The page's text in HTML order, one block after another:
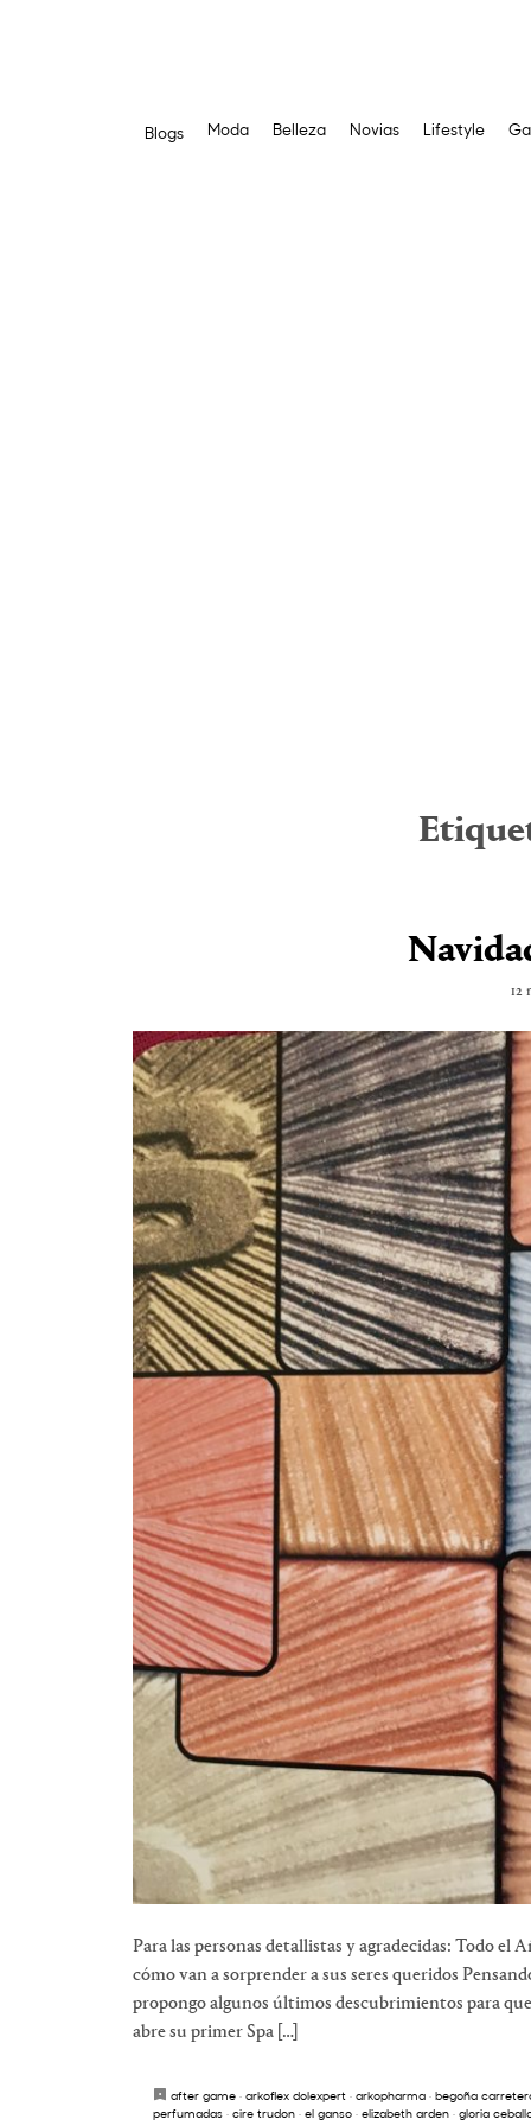
Blogs Moda Belleza Novias Lifestyle
12
Para las personas detallistas y agradecidas: Todo el
cómo van a sorprender a sus seres queridos
propongo algunos últimos descubrimientos para
abre su primer Spa […]
after game · arkoflex dolexpert · arkopharma · begoña
perfumadas· cire trudon· el ganso· elizabeth arden· gloria